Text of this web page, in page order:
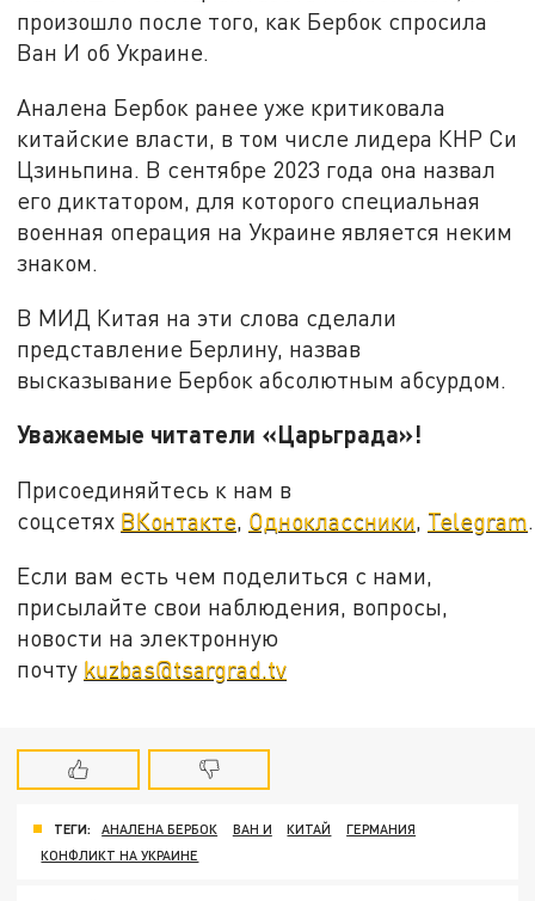
произошло после того, как Бербок спросила
Ван И об Украине.
Аналена Бербок ранее уже критиковала
китайские власти, в том числе лидера КНР Си
Цзиньпина. В сентябре 2023 года она назвал
его диктатором, для которого специальная
военная операция на Украине является неким
знаком.
В МИД Китая на эти слова сделали
представление Берлину, назвав
высказывание Бербок абсолютным абсурдом.
Уважаемые читатели «Царьграда»!
Присоединяйтесь к нам в
соцсетях ВКонтакте, Одноклассники, Telegram.
Если вам есть чем поделиться с нами,
присылайте свои наблюдения, вопросы,
новости на электронную
почту kuzbas@tsargrad.tv
ТЕГИ: АНАЛЕНА БЕРБОК ВАН И КИТАЙ
ГЕРМАНИЯ
КОНФЛИКТ НА УКРАИНЕ